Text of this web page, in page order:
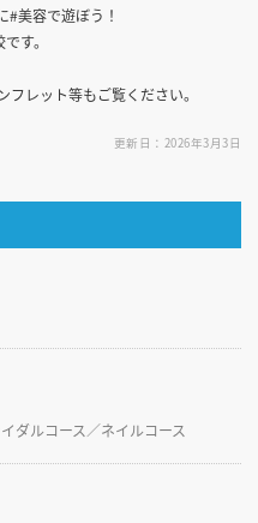
#美容で遊ぼう！
す。
レット等もご覧ください。
更新日：2026年3月3日
ダルコース／ネイルコース